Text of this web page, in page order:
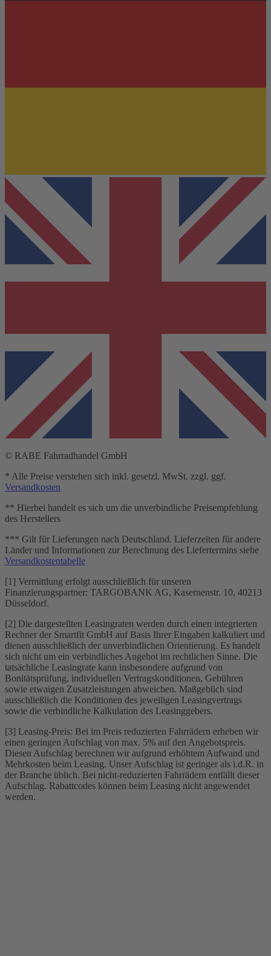
© RABE Fahrradhandel GmbH
* Alle Preise verstehen sich inkl. gesetzl. MwSt. zzgl. ggf.
Versandkosten
** Hierbei handelt es sich um die unverbindliche Preisempfehlung
des Herstellers
*** Gilt für Lieferungen nach Deutschland. Lieferzeiten für andere
Länder und Informationen zur Berechnung des Liefertermins siehe
Versandkostentabelle
[1] Vermittlung erfolgt ausschließlich für unseren
Finanzierungspartner: TARGOBANK AG, Kasernenstr. 10, 40213
Düsseldorf.
[2] Die dargestellten Leasingraten werden durch einen integrierten
Rechner der Smartfit GmbH auf Basis Ihrer Eingaben kalkuliert und
dienen ausschließlich der unverbindlichen Orientierung. Es handelt
sich nicht um ein verbindliches Angebot im rechtlichen Sinne. Die
tatsächliche Leasingrate kann insbesondere aufgrund von
Bonitätsprüfung, individuellen Vertragskonditionen, Gebühren
sowie etwaigen Zusatzleistungen abweichen. Maßgeblich sind
ausschließlich die Konditionen des jeweiligen Leasingvertrags
sowie die verbindliche Kalkulation des Leasinggebers.
[3] Leasing-Preis: Bei im Preis reduzierten Fahrrädern erheben wir
einen geringen Aufschlag von max. 5% auf den Angebotspreis.
Diesen Aufschlag berechnen wir aufgrund erhöhtem Aufwand und
Mehrkosten beim Leasing. Unser Aufschlag ist geringer als i.d.R. in
der Branche üblich. Bei nicht-reduzierten Fahrrädern entfällt dieser
Aufschlag. Rabattcodes können beim Leasing nicht angewendet
werden.